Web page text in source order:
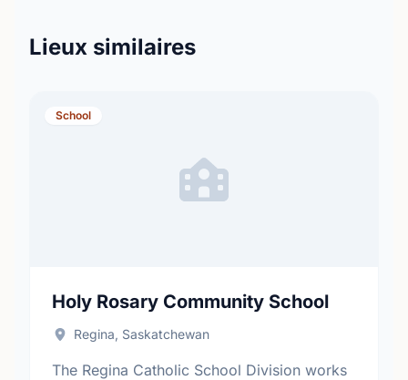
Lieux similaires
School
Holy Rosary Community School
Regina, Saskatchewan
The Regina Catholic School Division works